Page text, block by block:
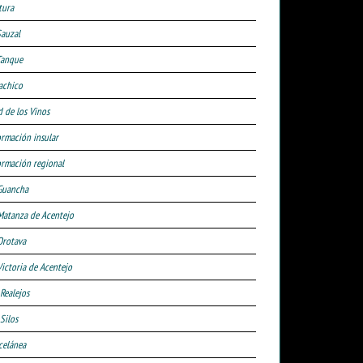
de los Vinos
insular
regional
de Acentejo
de Acentejo